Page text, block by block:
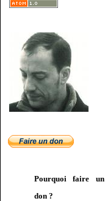
Pourquoi faire un
don ?